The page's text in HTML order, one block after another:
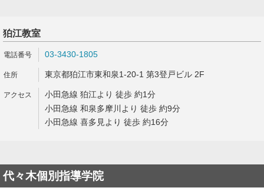
狛江教室
03-3430-1805
東京都狛江市東和泉1-20-1 第3登戸ビル 2F
小田急線 狛江より 徒歩 約1分
小田急線 和泉多摩川より 徒歩 約9分
小田急線 喜多見より 徒歩 約16分
代々木個別指導学院